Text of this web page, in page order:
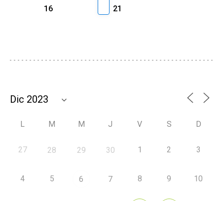
16
21
L M M J V S D
27 28 29 30 1 2 3
4 5 6 7 8 9 10